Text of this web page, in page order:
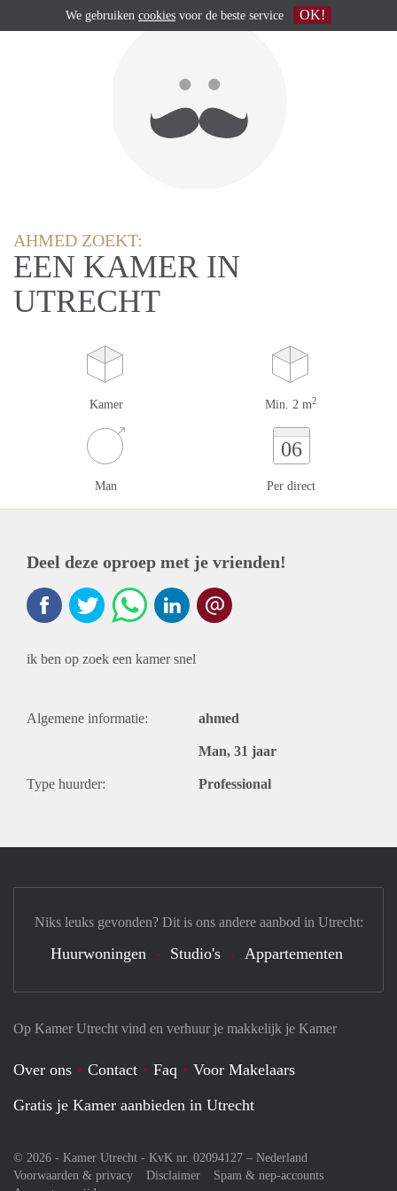
AHMED ZOEKT:
EEN KAMER IN
UTRECHT
Kamer Min. 2 m2
Man
06
Per direct
Deel deze oproep met je vrienden!
ik ben op zoek een kamer snel
Algemene informatie: ahmed
Man, 31 jaar
Type huurder: Professional
Op Kamer Utrecht vind en verhuur je makkelijk je Kamer
Over ons Contact Faq
Voor Makelaars
Gratis je Kamer aanbieden in Utrecht
© 2026 - Kamer Utrecht - KvK nr. 02094127 – Nederland
Voorwaarden & privacy
Disclaimer
Spam & nep-accounts
Niks leuks gevonden? Dit is ons andere aanbod in Utrecht:
Huurwoningen Studio's Appartementen
We gebruiken cookies voor de beste service OK!